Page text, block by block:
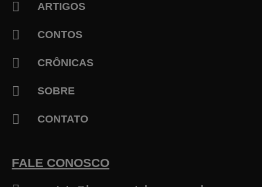
ARTIGOS
CONTOS
CRÔNICAS
SOBRE
CONTATO
FALE CONOSCO